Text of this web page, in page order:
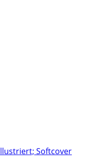
Softcover